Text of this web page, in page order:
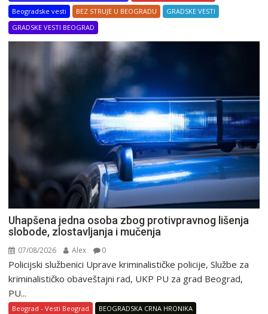
Beogradske vesti
BEZ STRUJE U BEOGRADU
GRADSKE VESTI
GRADSKE VESTI BEOGRAD
Uhapšena jedna osoba zbog protivpravnog lišenja
slobode, zlostavljanja i mučenja
07/08/2026 Alex 0
Policijski službenici Uprave kriminalističke policije, Službe za
kriminalističko obaveštajni rad, UKP PU za grad Beograd,
PU...
Beograd - Vesti Beograd
BEOGRADSKA CRNA HRONIKA